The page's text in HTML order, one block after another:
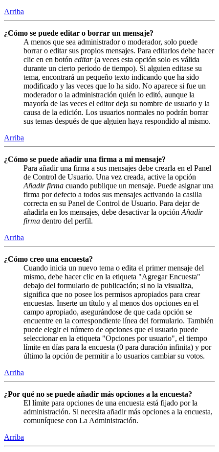
Arriba
¿Cómo se puede editar o borrar un mensaje?
A menos que sea administrador o moderador, solo puede
borrar o editar sus propios mensajes. Para editarlos debe hacer
clic en en botón editar(a veces esta opción solo es válida
durante un cierto periodo de tiempo). Si alguien editase su
tema, encontrará un pequeño texto indicando que ha sido
modificado y las veces que lo ha sido. No aparece si fue un
moderador o la administración quién lo editó, aunque la
mayoría de las veces el editor deja su nombre de usuario y la
causa de la edición. Los usuarios normales no podrán borrar
sus temas después de que alguien haya respondido al mismo.
Arriba
¿Cómo se puede añadir una firma a mi mensaje?
Para añadir una firma a sus mensajes debe crearla en el Panel
de Control de Usuario. Una vez creada, active la opción
Añadir firma cuando publique un mensaje. Puede asignar una
firma por defecto a todos sus mensajes activando la casilla
correcta en su Panel de Control de Usuario. Para dejar de
añadirla en los mensajes, debe desactivar la opción Añadir
firma dentro del perfil.
Arriba
¿Cómo creo una encuesta?
Cuando inicia un nuevo tema o edita el primer mensaje del
mismo, debe hacer clic en la etiqueta "Agregar Encuesta"
debajo del formulario de publicación; si no la visualiza,
significa que no posee los permisos apropiados para crear
encuestas. Inserte un título y al menos dos opciones en el
campo apropiado, asegurándose de que cada opción se
encuentre en la correspondiente línea del formulario. También
puede elegir el número de opciones que el usuario puede
seleccionar en la etiqueta "Opciones por usuario", el tiempo
límite en días para la encuesta (0 para duración infinita) y por
último la opción de permitir a lo usuarios cambiar su votos.
Arriba
¿Por qué no se puede añadir más opciones a la encuesta?
El límite para opciones de una encuesta está fijado por la
administración. Si necesita añadir más opciones a la encuesta,
comuníquese con La Administración.
Arriba